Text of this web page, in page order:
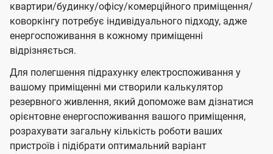
квартири/будинку/офісу/комерційного приміщення/
коворкінгу потребує індивідуального підходу, адже
енергоспоживання в кожному приміщенні
відрізняється.
Для полегшення підрахунку електроспоживання у
вашому приміщенні ми створили калькулятор
резервного живлення, який допоможе вам дізнатися
орієнтовне енергоспоживання вашого приміщення,
розрахувати загальну кількість роботи ваших
пристроїв і підібрати оптимальний варіант